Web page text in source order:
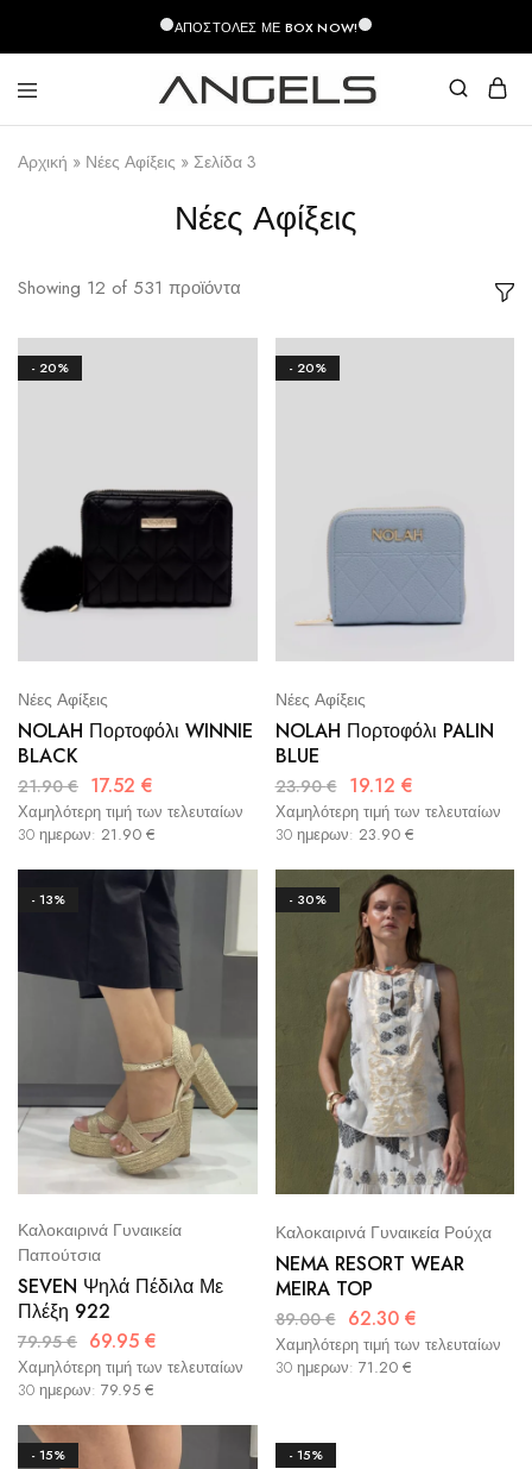
ΑΠΟΣΤΟΛΈΣ ΜΕ BOX NOW!
Angels
Greek
–
Αρχική » Νέες Αφίξεις » Σελίδα 3
Νέες Αφίξεις
Showing 12 of 531 προϊόντα
- 20%
Νέες Αφίξεις
NOLAH Πορτοφόλι WINNIE
BLACK
21.90€ 17.52 €
Χαμηλότερη τιμή των τελευταίων
30 ημερων: 21.90 €
- 20%
Νέες Αφίξεις
NOLAH Πορτοφόλι PALIN
BLUE
23.90€ 19.12 €
Χαμηλότερη τιμή των τελευταίων
30 ημερων: 23.90 €
- 13%
Καλοκαιρινά Γυναικεία
Παπούτσια
SEVEN Ψηλά Πέδιλα Με
Πλέξη 922
79.95€ 69.95 €
Χαμηλότερη τιμή των τελευταίων
30 ημερων: 79.95 €
- 30%
Καλοκαιρινά Γυναικεία Ρούχα
NEMA RESORT WEAR
MEIRA TOP
89.00€ 62.30 €
Χαμηλότερη τιμή των τελευταίων
30 ημερων: 71.20 €
- 15% - 15%